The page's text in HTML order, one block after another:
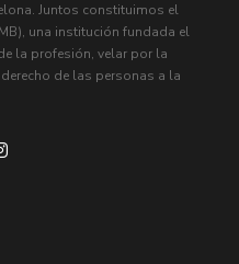
Juntos constituimos el
una institución fundada el
la profesión, velar por la
de las personas a la